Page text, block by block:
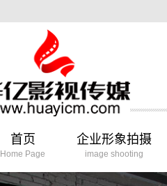
首页
Home Page
企业形象拍摄
image shooting